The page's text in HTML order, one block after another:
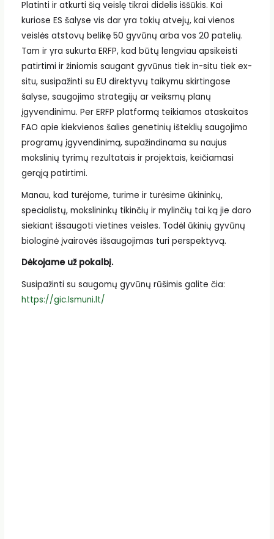
Platinti ir atkurti šią veislę tikrai didelis iššūkis. Kai
kuriose ES šalyse vis dar yra tokių atvejų, kai vienos
veislės atstovų belikę 50 gyvūnų arba vos 20 patelių.
Tam ir yra sukurta ERFP, kad būtų lengviau apsikeisti
patirtimi ir žiniomis saugant gyvūnus tiek in-situ tiek ex-
situ, susipažinti su EU direktyvų taikymu skirtingose
šalyse, saugojimo strategijų ar veiksmų planų
įgyvendinimu. Per ERFP platformą teikiamos ataskaitos
FAO apie kiekvienos šalies genetinių išteklių saugojimo
programų įgyvendinimą, supažindinama su naujus
mokslinių tyrimų rezultatais ir projektais, keičiamasi
gerąją patirtimi.
Manau, kad turėjome, turime ir turėsime ūkininkų,
specialistų, mokslininkų tikinčių ir mylinčių tai ką jie daro
siekiant išsaugoti vietines veisles. Todėl ūkinių gyvūnų
biologinė įvairovės išsaugojimas turi perspektyvą.
Dėkojame už pokalbį.
Susipažinti su saugomų gyvūnų rūšimis galite čia:
https://gic.lsmuni.lt/